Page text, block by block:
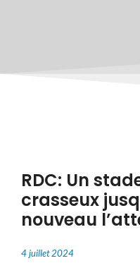
RDC: Un
crasseux
nouveau
4 juillet 2024